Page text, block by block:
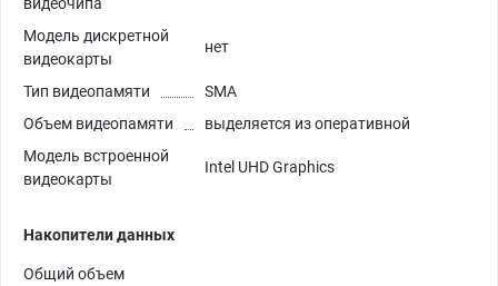
Модель дискретной
видеокарты
нет
Тип видеопамяти
SMA
Объем видеопамяти
выделяется из оперативной
Модель встроенной
видеокарты
Intel UHD Graphics
Накопители данных
Общий объем